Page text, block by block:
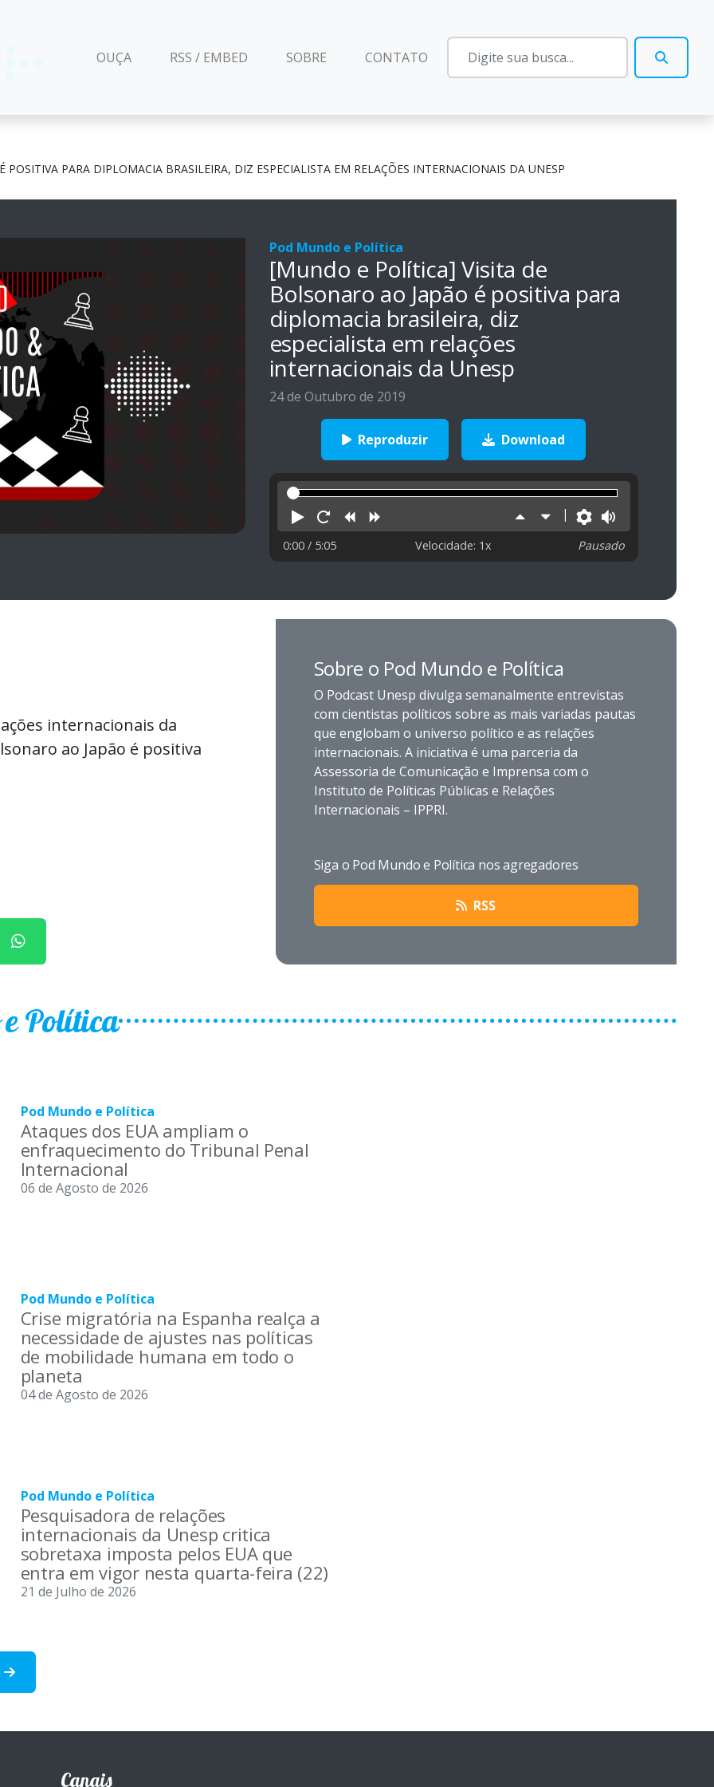
OUÇA(CURRENT)RSS / EMBED SOBRE CONTATO
PARA DIPLOMACIA BRASILEIRA, DIZ ESPECIALISTA EM RELAÇÕES INTERNACIONAIS DA UNESP
Pod Mundo e Política
[Mundo e Política] Visita de
Bolsonaro ao Japão é positiva para
diplomacia brasileira, diz
especialista em relações
internacionais da Unesp
24 de Outubro de 2019
Reproduzir Download
Reproduzir
ReiniciarRetroceder
Aumentar
velocidade
Diminuir
velocidade
Preferências
0:00/ 5:05 Velocidade: 1x Pausado
internacionais da
ao Japão é positiva
Sobre o Pod Mundo e Política
O Podcast Unesp divulga semanalmente entrevistas
com cientistas políticos sobre as mais variadas pautas
que englobam o universo político e as relações
internacionais. A iniciativa é uma parceria da
Assessoria de Comunicação e Imprensa com o
Instituto de Políticas Públicas e Relações
Internacionais – IPPRI.
Siga o Pod Mundo e Política nos agregadores
RSS
Política
Pod Mundo e Política
Ataques dos EUA ampliam o
enfraquecimento do Tribunal Penal
Internacional
06 de Agosto de 2026
Pod Mundo e Política
Crise migratória na Espanha realça a
necessidade de ajustes nas políticas
de mobilidade humana em todo o
planeta
04 de Agosto de 2026
Pod Mundo e Política
Pesquisadora de relações
internacionais da Unesp critica
sobretaxa imposta pelos EUA que
entra em vigor nesta quarta-feira (22)
21 de Julho de 2026
Canais